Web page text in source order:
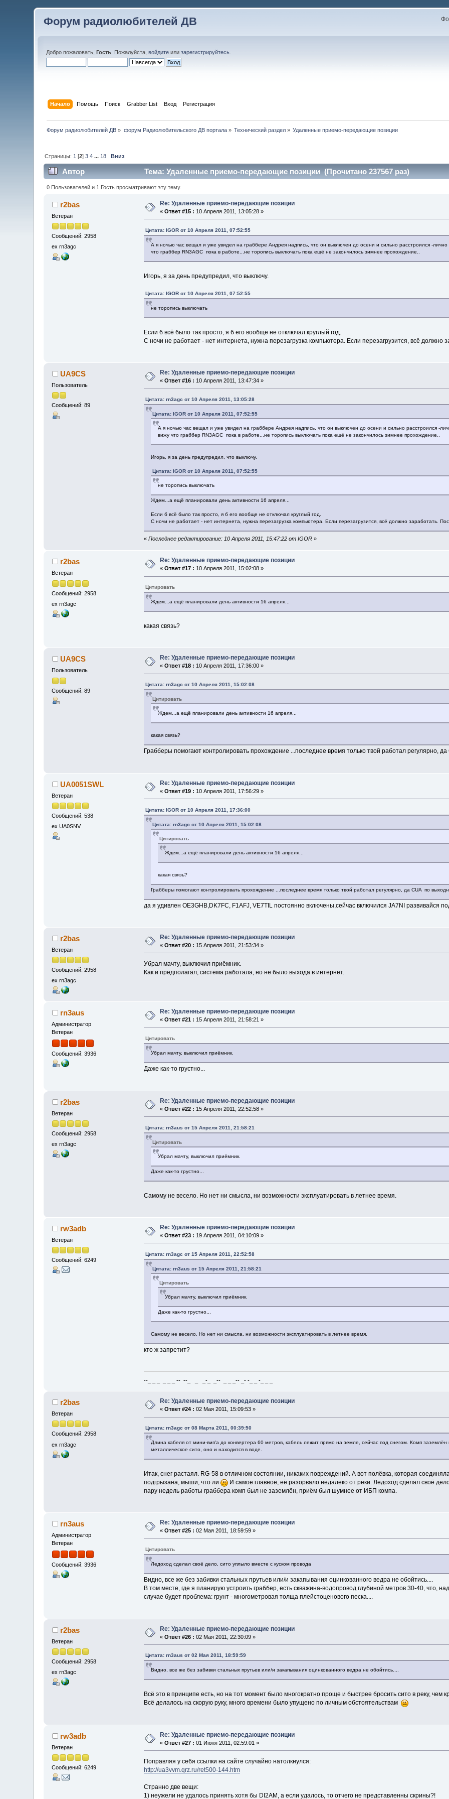
Форум радиолюбителей ДВ
Добро пожаловать,Гость . Пожалуйста,войдите илизарегистрируйтесь
Начало Помощь Поиск Grabber List Вход Регистрация
Форум радиолюбителей ДВ » форум Радиолюбительского ДВ портала» Технический раздел » Удаленные приемо-передающие позиции
Страницы: 1 [2]3 4 ... 18 Вниз
Автор Тема: Удаленные приемо-передающие позиции (Прочитано 237567 раз)
0 Пользователей и 1 Гость просматривают эту тему.
r2bas
Ветеран
Сообщений: 2958
ex rn3agc
Re: Удаленные приемо-передающие позиции
«Ответ #15 : 10 Апреля 2011, 13:05:28 »
Цитата: IGOR от 10 Апреля 2011, 07:52:55
А я ночью час вещал и уже увидел на граббере Андрея надпись, что он выключен до осени и сильно расстроился -
что граббер RN3AGC пока в работе...не торопись выключать пока ещё не закончилось зимнее прохождение..
Игорь, я за день предупредил, что выключу.
Цитата: IGOR от 10 Апреля 2011, 07:52:55
не торопись выключать
Если б всё было так просто, я б его вообще не отключал круглый год.
С ночи не работает - нет интернета, нужна перезагрузка компьютера. Если перезагрузится, всё должно
UA9CS
Пользователь
Сообщений: 89
Re: Удаленные приемо-передающие позиции
«Ответ #16 : 10 Апреля 2011, 13:47:34 »
Цитата: rn3agc от 10 Апреля 2011, 13:05:28
Цитата: IGOR от 10 Апреля 2011, 07:52:55
А я ночью час вещал и уже увидел на граббере Андрея надпись, что он выключен до осени и сильно расстроился -
вижу что граббер RN3AGC пока в работе...не торопись выключать пока ещё не закончилось зимнее прохождение..
Игорь, я за день предупредил, что выключу.
Цитата: IGOR от 10 Апреля 2011, 07:52:55
не торопись выключать
Ждем...а ещё планировали день активности 16 апреля...
Если б всё было так просто, я б его вообще не отключал круглый год.
С ночи не работает - нет интернета, нужна перезагрузка компьютера. Если перезагрузится, всё должно заработать.
« Последнее редактирование: 10 Апреля 2011, 15:47:22 от IGOR»
r2bas
Ветеран
Сообщений: 2958
ex rn3agc
Re: Удаленные приемо-передающие позиции
«Ответ #17 : 10 Апреля 2011, 15:02:08 »
Цитировать
Ждем...а ещё планировали день активности 16 апреля...
какая связь?
UA9CS
Пользователь
Сообщений: 89
Re: Удаленные приемо-передающие позиции
«Ответ #18 : 10 Апреля 2011, 17:36:00 »
Цитата: rn3agc от 10 Апреля 2011, 15:02:08
Цитировать
Ждем...а ещё планировали день активности 16 апреля...
какая связь?
Грабберы помогают контролировать прохождение ...последнее время только твой работал регулярно,
UA0051SWL
Ветеран
Сообщений: 538
ex UA0SNV
Re: Удаленные приемо-передающие позиции
«Ответ #19 : 10 Апреля 2011, 17:56:29 »
Цитата: IGOR от 10 Апреля 2011, 17:36:00
Цитата: rn3agc от 10 Апреля 2011, 15:02:08
Цитировать
Ждем...а ещё планировали день активности 16 апреля...
какая связь?
Грабберы помогают контролировать прохождение ...последнее время только твой работал регулярно, да CUA по
да я удивлен OE3GHB,DK7FC, F1AFJ, VE7TIL постоянно включены,сейчас включился JA7NI развивайся
r2bas
Ветеран
Сообщений: 2958
ex rn3agc
Re: Удаленные приемо-передающие позиции
«Ответ #20 : 15 Апреля 2011, 21:53:34 »
Убрал мачту, выключил приёмник.
Как и предполагал, система работала, но не было выхода в интернет.
rn3aus
Администратор
Ветеран
Сообщений: 3936
Re: Удаленные приемо-передающие позиции
«Ответ #21 : 15 Апреля 2011, 21:58:21 »
Цитировать
Убрал мачту, выключил приёмник.
Даже как-то грустно...
r2bas
Ветеран
Сообщений: 2958
ex rn3agc
Re: Удаленные приемо-передающие позиции
«Ответ #22 : 15 Апреля 2011, 22:52:58 »
Цитата: rn3aus от 15 Апреля 2011, 21:58:21
Цитировать
Убрал мачту, выключил приёмник.
Даже как-то грустно...
Самому не весело. Но нет ни смысла, ни возможности эксплуатировать в летнее время.
rw3adb
Ветеран
Сообщений: 6249
Re: Удаленные приемо-передающие позиции
«Ответ #23 : 19 Апреля 2011, 04:10:09 »
Цитата: rn3agc от 15 Апреля 2011, 22:52:58
Цитата: rn3aus от 15 Апреля 2011, 21:58:21
Цитировать
Убрал мачту, выключил приёмник.
Даже как-то грустно...
Самому не весело. Но нет ни смысла, ни возможности эксплуатировать в летнее время.
кто ж запретит?
--_ _ _ _ _ _ -- --_ _ _-_ _-- _ _ _-- _- -_ _ -_ _ _
r2bas
Ветеран
Сообщений: 2958
ex rn3agc
Re: Удаленные приемо-передающие позиции
«Ответ #24 : 02 Мая 2011, 15:09:53 »
Цитата: rn3agc от 08 Марта 2011, 00:39:50
Длина кабеля от мини-вип'а до конвертера 60 метров, кабель лежит прямо на земле, сейчас под снегом. Комп заземлён
металлическое сито, оно и находится в воде.
Итак, снег растаял. RG-58 в отличном состоянии, никаких повреждений. А вот полёвка, которая
подгрызана, мыши, что ли
И самое главное, её разорвало недалеко от реки. Ледоход сделал своё
пару недель работы граббера комп был не заземлён, приём был шумнее от ИБП компа.
rn3aus
Администратор
Ветеран
Сообщений: 3936
Re: Удаленные приемо-передающие позиции
«Ответ #25 : 02 Мая 2011, 18:59:59 »
Цитировать
Ледоход сделал своё дело, сито уплыло вместе с куском провода
Видно, все же без забивки стальных прутьев или/и закапывания оцинкованного ведра не обойтись....
В том месте, где я планирую устроить граббер, есть скважина-водопровод глубиной метров 30-40, что,
случае будет проблема: грунт - многометровая толща плейстоценового песка....
r2bas
Ветеран
Сообщений: 2958
ex rn3agc
Re: Удаленные приемо-передающие позиции
«Ответ #26 : 02 Мая 2011, 22:30:09 »
Цитата: rn3aus от 02 Мая 2011, 18:59:59
Видно, все же без забивки стальных прутьев или/и закапывания оцинкованного ведра не обойтись....
Всё это в принципе есть, но на тот момент было многократно проще и быстрее бросить сито в реку, чем
Всё делалось на скорую руку, много времени было упущено по личным обстоятельствам
rw3adb
Ветеран
Сообщений: 6249
Re: Удаленные приемо-передающие позиции
«Ответ #27 : 01 Июня 2011, 02:59:01 »
Поправляя у себя ссылки на сайте случайно натолкнулся:
http://ua3vvm.qrz.ru/ret500-144.htm
Странно две вещи:
1) неужели не удалось принять хотя бы DI2AM, а если удалось, то отчего не представленны скрины?!